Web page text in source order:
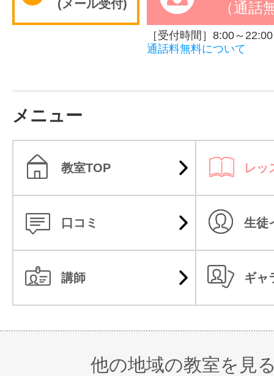
(メール受付) （通話
［受付時間］8:00～22:00
通話料無料について
メニュー
教室TOP レッ
口コミ 生徒
講師 ギャ
他の地域の教室を見